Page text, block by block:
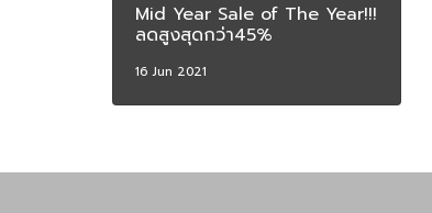
Mid Year Sale of The Year!!!
ลดสูงสุดกว่า45%
16 Jun 2021